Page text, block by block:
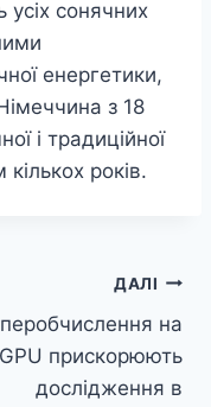
усіх сонячних
енергетики,
з 18
і традиційної
кількох років.
ДАЛІ
на
GPU прискорюють
дослідження в